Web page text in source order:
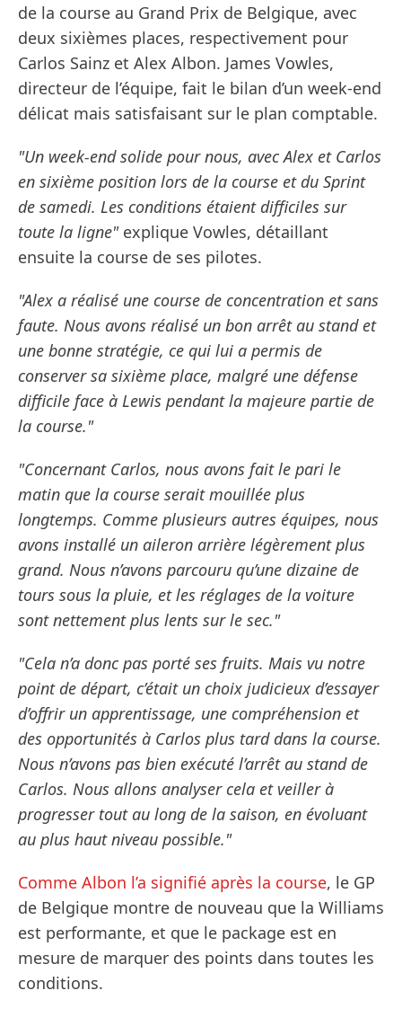
de la course au Grand Prix de Belgique, avec
deux sixièmes places, respectivement pour
Carlos Sainz et Alex Albon. James Vowles,
directeur de l’équipe, fait le bilan d’un week-end
délicat mais satisfaisant sur le plan comptable.
"Un week-end solide pour nous, avec Alex et Carlos
en sixième position lors de la course et du Sprint
de samedi. Les conditions étaient difficiles sur
toute la ligne"explique Vowles, détaillant
ensuite la course de ses pilotes.
"Alex a réalisé une course de concentration et sans
faute. Nous avons réalisé un bon arrêt au stand et
une bonne stratégie, ce qui lui a permis de
conserver sa sixième place, malgré une défense
difficile face à Lewis pendant la majeure partie de
la course."
"Concernant Carlos, nous avons fait le pari le
matin que la course serait mouillée plus
longtemps. Comme plusieurs autres équipes, nous
avons installé un aileron arrière légèrement plus
grand. Nous n’avons parcouru qu’une dizaine de
tours sous la pluie, et les réglages de la voiture
sont nettement plus lents sur le sec."
"Cela n’a donc pas porté ses fruits. Mais vu notre
point de départ, c’était un choix judicieux d’essayer
d’offrir un apprentissage, une compréhension et
des opportunités à Carlos plus tard dans la course.
Nous n’avons pas bien exécuté l’arrêt au stand de
Carlos. Nous allons analyser cela et veiller à
progresser tout au long de la saison, en évoluant
au plus haut niveau possible."
Comme Albon l’a signifié après la course, le GP
de Belgique montre de nouveau que la Williams
est performante, et que le package est en
mesure de marquer des points dans toutes les
conditions.